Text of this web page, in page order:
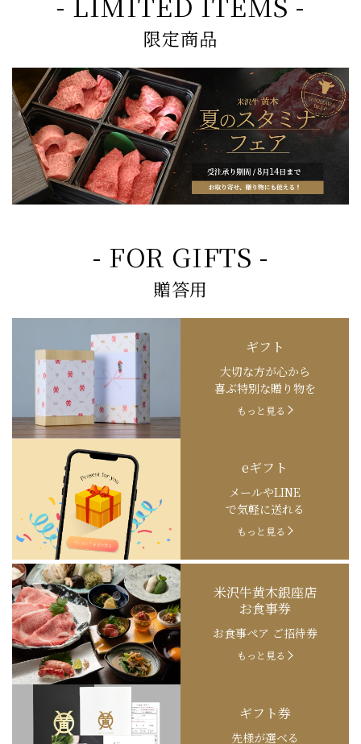
限定商品
- FOR GIFTS -
贈答用
ギフト
大切な方が心から
喜ぶ特別な贈り物を
もっと見る
eギフト
メールやLINE
で気軽に送れる
もっと見る
米沢牛黄木銀座店
お食事券
お食事ペア ご招待券
もっと見る
ギフト券
先様が選べる